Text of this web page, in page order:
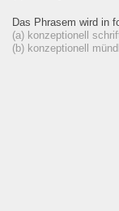
Das Phrasem wird in
(a) konzeptionell
(b) konzeptionell